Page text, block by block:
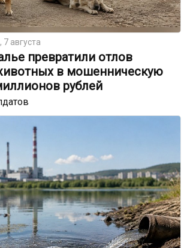
7 августа
превратили отлов
в мошенническую
рублей